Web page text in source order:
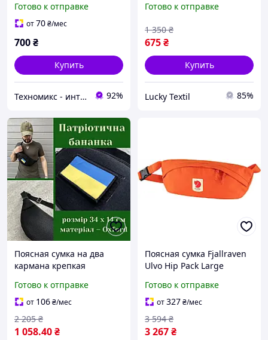
EVA Hardshell Прочный
походный поясной пакет,
Готово к отправке
от70₴/мес
700₴
Купить
Техномикс - интернет - магазин качественной техники, электроники и других товаров для дома и работы 92%
Поясная сумка на два
бананка
Готово к отправке
675₴
1 350 ₴
Купить
Lucky Textil 85%
Поясная сумка на два
кармана крепкая
наплечная бананка
прочная Вместительная
бананка
Готово к отправке
от 106₴/мес
1 058.40₴
2 205 ₴
Поясная сумка Fjallraven
Ulvo Hip Pack Large
переработанный нейлон,
светоотражающий
логотип Hokkaido
Готово к отправке
от327₴/мес
3 267₴
3 594 ₴